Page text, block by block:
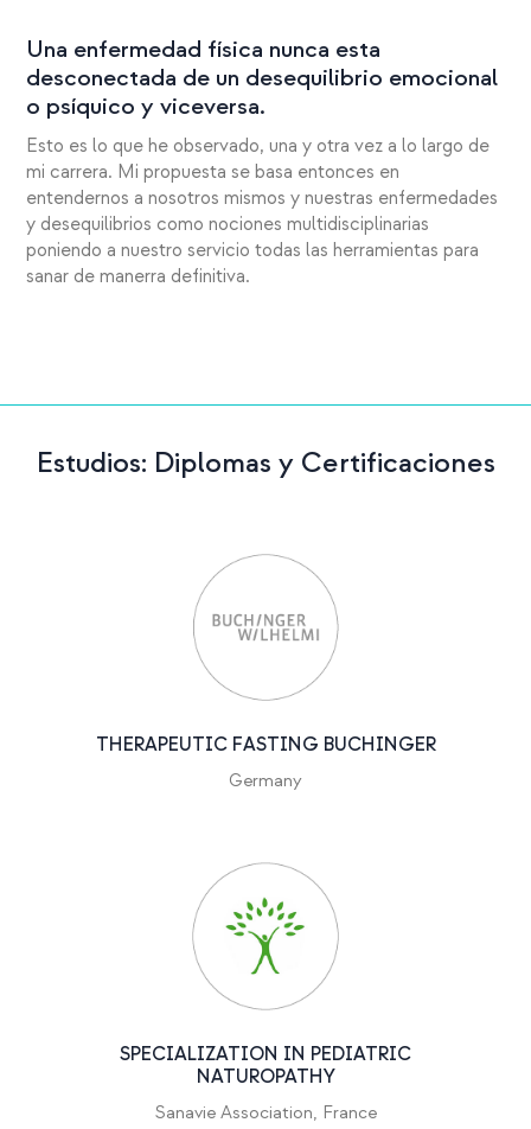
Una enfermedad física nunca esta
desconectada de un desequilibrio emocional
o psíquico y viceversa.
Esto es lo que he observado, una y otra vez a lo largo de
mi carrera. Mi propuesta se basa entonces en
entendernos a nosotros mismos y nuestras enfermedades
y desequilibrios como nociones multidisciplinarias
poniendo a nuestro servicio todas las herramientas para
sanar de manerra definitiva.
Estudios: Diplomas y Certificaciones
THERAPEUTIC FASTING BUCHINGER
Germany
SPECIALIZATION IN PEDIATRIC
NATUROPATHY
Sanavie Association, France